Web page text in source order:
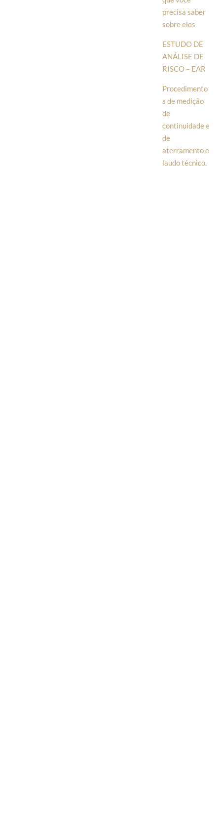
precisa saber
sobre eles
ESTUDO DE
ANÁLISE DE
RISCO – EAR
Procedimento
s de medição
de
continuidade e
de
aterramento e
laudo técnico.